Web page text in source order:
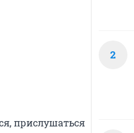
прислушаться
2